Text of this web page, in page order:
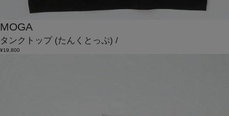
MOGA
タンクトップ (たんくとっぷ) /
¥19,800